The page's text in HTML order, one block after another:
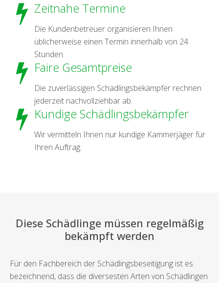
Zeitnahe Termine
Die Kundenbetreuer organisieren Ihnen
üblicherweise einen Termin innerhalb von 24
Stunden.
Faire Gesamtpreise
Die zuverlässigen Schädlingsbekämpfer rechnen
jederzeit nachvollziehbar ab.
Kundige Schädlingsbekämpfer
Wir vermitteln Ihnen nur kundige Kammerjäger für
Ihren Auftrag.
Diese Schädlinge müssen regelmäßig
bekämpft werden
Für den Fachbereich der Schädlingsbeseitigung ist es
bezeichnend, dass die diversesten Arten von Schädlingen